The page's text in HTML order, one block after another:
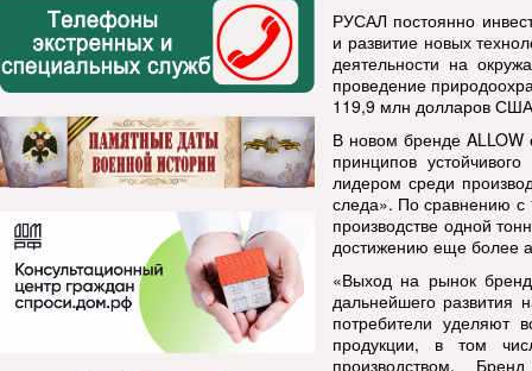
РУСАЛ постоянно
и развитие новых
деятельности на
проведение
119,9 млн долларов
В новом бренде ALLOW
принципов
лидером среди
следа». По сравнению с
производстве одной
достижению еще более
«Выход на рынок
дальнейшего развития
потребители уделяют
продукции, в том
производством.